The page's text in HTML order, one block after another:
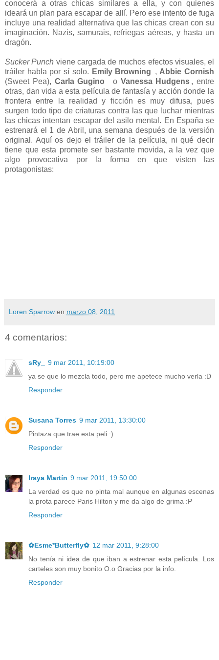
conocerá a otras chicas similares a ella, y con quienes
ideará un plan para escapar de allí. Pero ese intento de fuga
incluye una realidad alternativa que las chicas crean con su
imaginación. Nazis, samurais, refriegas aéreas, y hasta un
dragón.
Sucker Punch viene cargada de muchos efectos visuales, el
tráiler habla por sí solo. Emily Browning , Abbie Cornish
(Sweet Pea), Carla Gugino o Vanessa Hudgens , entre
otras, dan vida a esta película de fantasía y acción donde la
frontera entre la realidad y ficción es muy difusa, pues
surgen todo tipo de criaturas contra las que luchar mientras
las chicas intentan escapar del asilo mental. En España se
estrenará el 1 de Abril, una semana después de la versión
original. Aquí os dejo el tráiler de la película, ni qué decir
tiene que esta promete ser bastante movida, a la vez que
algo provocativa por la forma en que visten las
protagonistas:
Loren Sparrow en marzo 08, 2011
4 comentarios:
sRy_
9 mar 2011, 10:19:00
ya se que lo mezcla todo, pero me apetece mucho verla :D
Responder
Susana Torres 9 mar 2011, 13:30:00
Pintaza que trae esta peli :)
Responder
Iraya Martín 9 mar 2011, 19:50:00
La verdad es que no pinta mal aunque en algunas escenas
la prota parece Paris Hilton y me da algo de grima :P
Responder
✿Esme*Butterfly✿ 12 mar 2011, 9:28:00
No tenía ni idea de que iban a estrenar esta película. Los
carteles son muy bonito O.o Gracias por la info.
Responder